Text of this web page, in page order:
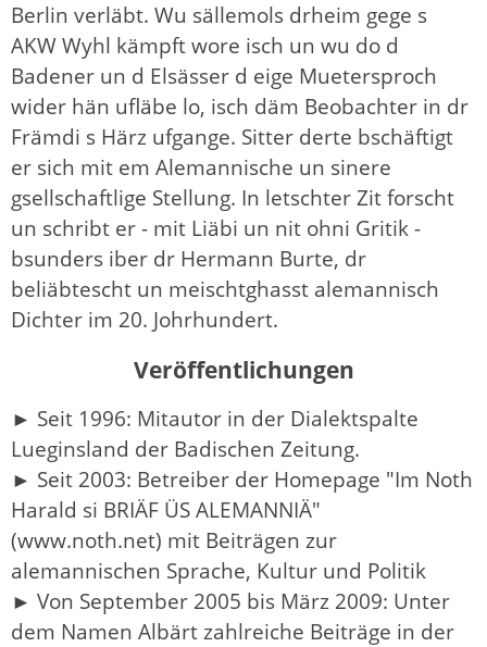
Berlin verläbt. Wu sällemols drheim gege s
AKW Wyhl kämpft wore isch un wu do d
Badener un d Elsässer d eige Muetersproch
wider hän ufläbe lo, isch däm Beobachter in dr
Främdi s Härz ufgange. Sitter derte bschäftigt
er sich mit em Alemannische un sinere
gsellschaftlige Stellung. In letschter Zit forscht
un schribt er - mit Liäbi un nit ohni Gritik -
bsunders iber dr Hermann Burte, dr
beliäbtescht un meischtghasst alemannisch
Dichter im 20. Johrhundert.
Veröffentlichungen
► Seit 1996: Mitautor in der Dialektspalte
Lueginsland der Badischen Zeitung.
► Seit 2003: Betreiber der Homepage "Im Noth
Harald si BRIÄF ÜS ALEMANNIÄ"
(www.noth.net) mit Beiträgen zur
alemannischen Sprache, Kultur und Politik
► Von September 2005 bis März 2009: Unter
dem Namen Albärt zahlreiche Beiträge in der